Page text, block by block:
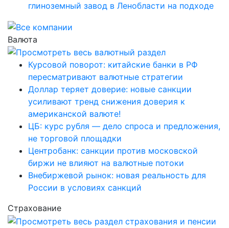
глиноземный завод в Ленобласти на подходе
Валюта
Курсовой поворот: китайские банки в РФ
пересматривают валютные стратегии
Доллар теряет доверие: новые санкции
усиливают тренд снижения доверия к
американской валюте!
ЦБ: курс рубля — дело спроса и предложения,
не торговой площадки
Центробанк: санкции против московской
биржи не влияют на валютные потоки
Внебиржевой рынок: новая реальность для
России в условиях санкций
Страхование